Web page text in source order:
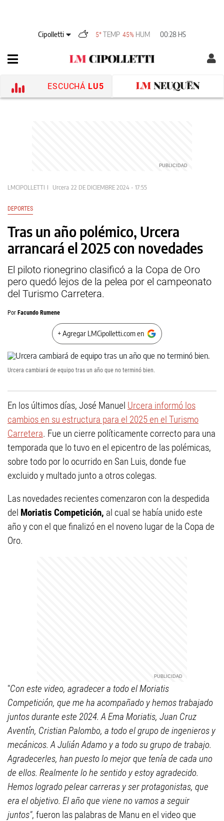
Cipolletti 5°TEMP 45% HUM 00:28 HS
ESCUCHÁ LU5
LMCIPOLLETTI Urcera 22 DE DICIEMBRE 2024 - 17:55
DEPORTES
Tras un año polémico, Urcera
arrancará el 2025 con novedades
El piloto rionegrino clasificó a la Copa de Oro
pero quedó lejos de la pelea por el campeonato
del Turismo Carretera.
Por Facundo Rumene
+ Agregar LMCipolletti.com en
Urcera cambiará de equipo tras un año que no terminó bien.
En los últimos días, José Manuel Urcera informó los
cambios en su estructura para el 2025 en el Turismo
Carretera. Fue un cierre políticamente correcto para una
temporada que lo tuvo en el epicentro de las polémicas,
sobre todo por lo ocurrido en San Luis, donde fue
excluido y multado junto a otros colegas.
Las novedades recientes comenzaron con la despedida
del Moriatis Competición, al cual se había unido este
año y con el que finalizó en el noveno lugar de la Copa de
Oro.
"Con este video, agradecer a todo el Moriatis
Competición, que me ha acompañado y hemos trabajado
juntos durante este 2024. A Ema Moriatis, Juan Cruz
Aventín, Cristian Palombo, a todo el grupo de ingenieros y
mecánicos. A Julián Adamo y a todo su grupo de trabajo.
Agradecerles, han puesto lo mejor que tenía de cada uno
de ellos. Realmente lo he sentido y estoy agradecido.
Hemos logrado pelear carreras y ser protagonistas, que
era el objetivo. El año que viene no vamos a seguir
juntos", fueron las palabras de Manu en el video que